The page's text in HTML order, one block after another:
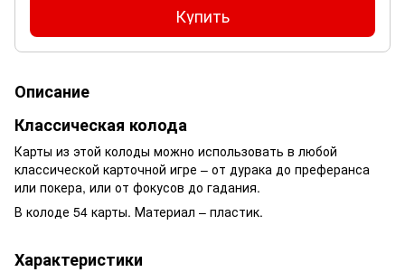
Купить
Описание
Классическая колода
Карты из этой колоды можно использовать в любой
классической карточной игре – от дурака до преферанса
или покера, или от фокусов до гадания.
В колоде 54 карты. Материал – пластик.
Характеристики